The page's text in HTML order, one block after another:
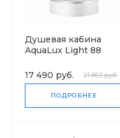
Душевая кабина
AquaLux Light 88
поддон
17 490 руб. 21 863 руб.
ПОДРОБНЕЕ